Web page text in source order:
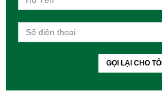
GỌI LẠI CHO TÔI